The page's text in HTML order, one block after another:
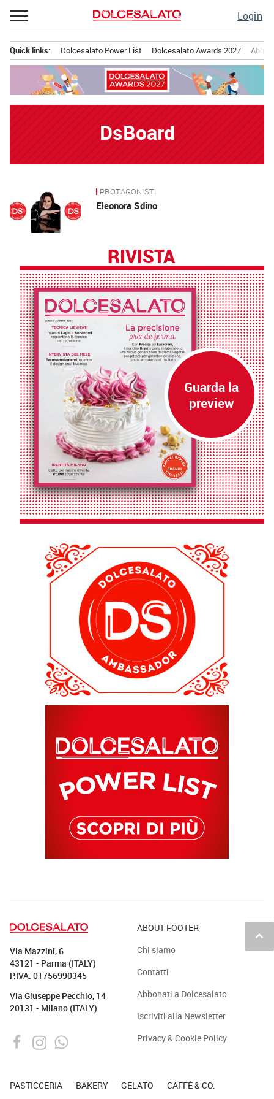
Passa
al
Login
principale
Quick links: Dolcesalato Power List Dolcesalato Awards 2027
DsBoard
PROTAGONISTI
Eleonora Sdino
RIVISTA
keyboard_arrow_up
Via Mazzini, 6
43121 - Parma (ITALY)
P.IVA: 01756990345
Via Giuseppe Pecchio, 14
20131 - Milano (ITALY)
ABOUT FOOTER
Chi siamo
Contatti
Abbonati a Dolcesalato
Iscriviti alla Newsletter
Privacy & Cookie Policy
PASTICCERIA BAKERY GELATO CAFFÈ & CO.